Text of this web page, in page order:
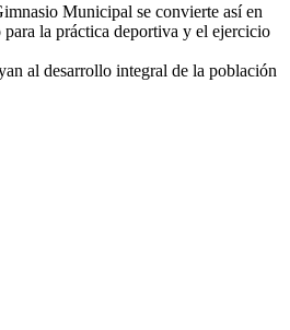
Municipal se convierte así en
la práctica deportiva y el ejercicio
al desarrollo integral de la población